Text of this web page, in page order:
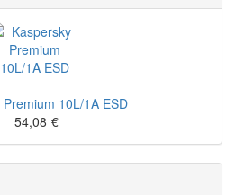
10L/1A ESD
54,08 €